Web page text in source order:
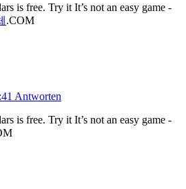
is free. Try it It’s not an easy game -
.COM
Antworten
is free. Try it It’s not an easy game -